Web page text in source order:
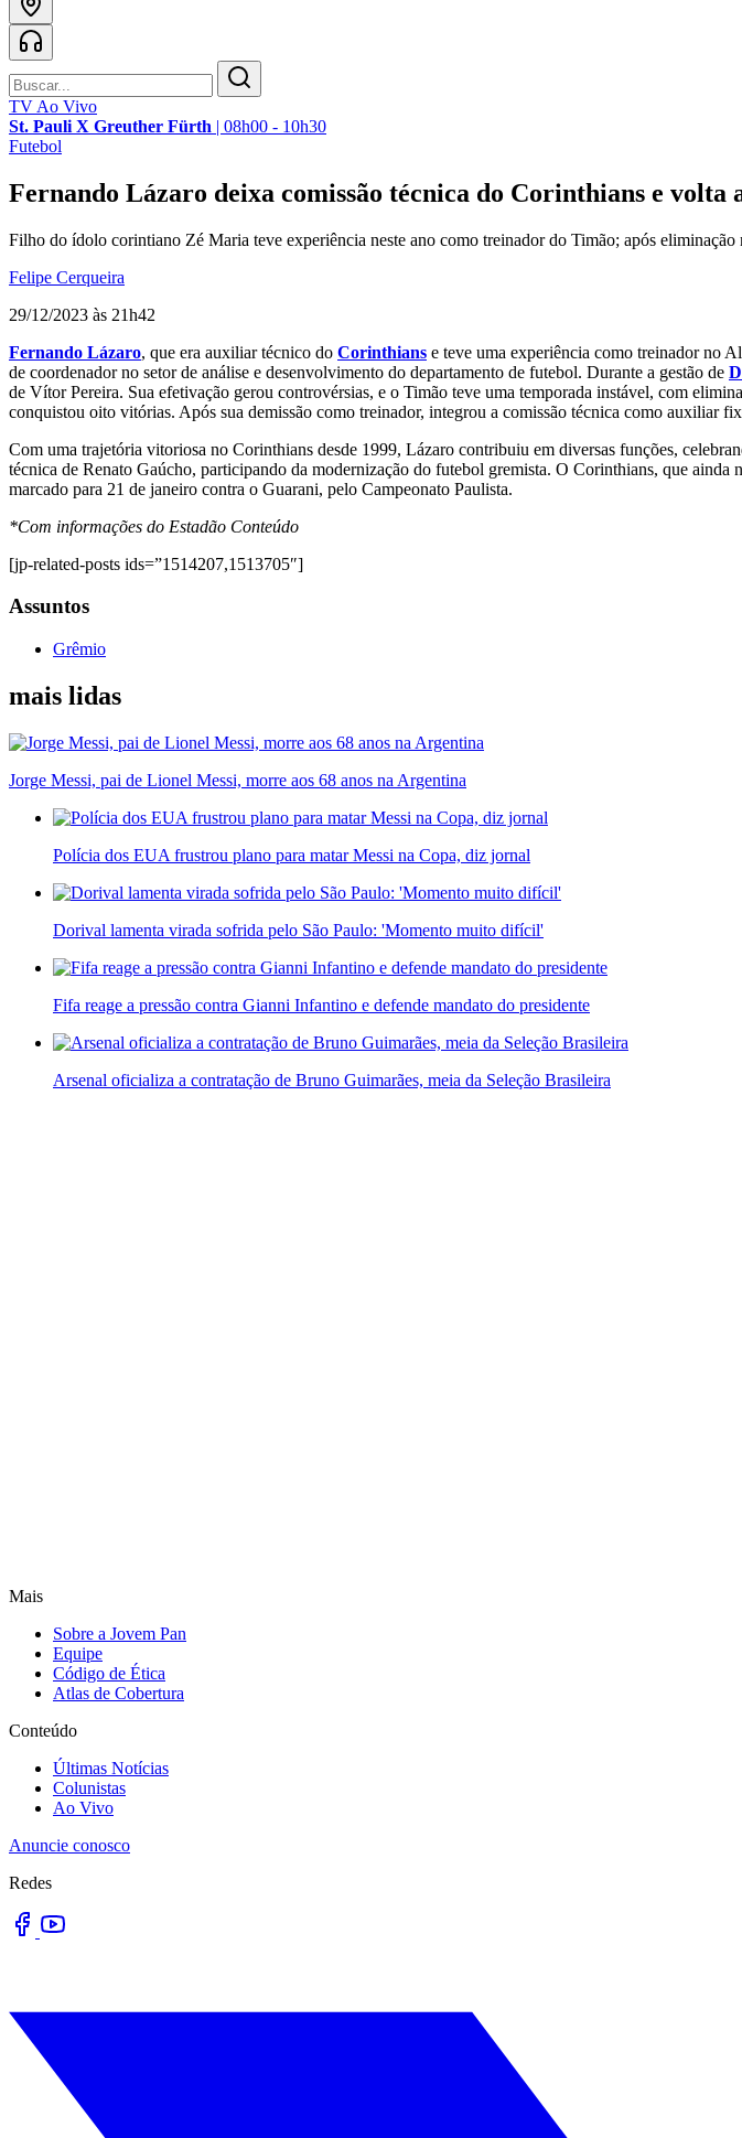
TV Ao Vivo
St. Pauli X Greuther Fürth | 08h00 - 10h30
Futebol
Fernando Lázaro deixa comissão técnica do Corinthians e volta
Filho do ídolo corintiano Zé Maria teve experiência neste ano como treinador do Timão; após
Felipe Cerqueira
29/12/2023 às 21h42
Fernando Lázaro, que era auxiliar técnico do Corinthians e teve uma experiência como treinador no
de coordenador no setor de análise e desenvolvimento do departamento de futebol. Durante a gestão de
de Vítor Pereira. Sua efetivação gerou controvérsias, e o Timão teve uma temporada instável, com
conquistou oito vitórias. Após sua demissão como treinador, integrou a comissão técnica como auxiliar
Com uma trajetória vitoriosa no Corinthians desde 1999, Lázaro contribuiu em diversas funções,
técnica de Renato Gaúcho, participando da modernização do futebol gremista. O Corinthians, que
marcado para 21 de janeiro contra o Guarani, pelo Campeonato Paulista.
*Com informações do Estadão Conteúdo
[jp-related-posts ids=”1514207,1513705″]
Assuntos
Grêmio
mais lidas
Jorge Messi, pai de Lionel Messi, morre aos 68 anos na Argentina
Polícia dos EUA frustrou plano para matar Messi na Copa, diz jornal
Dorival lamenta virada sofrida pelo São Paulo: 'Momento muito difícil'
Fifa reage a pressão contra Gianni Infantino e defende mandato do presidente
Arsenal oficializa a contratação de Bruno Guimarães, meia da Seleção Brasileira
Mais
Sobre a Jovem Pan
Equipe
Código de Ética
Atlas de Cobertura
Conteúdo
Últimas Notícias
Colunistas
Ao Vivo
Anuncie conosco
Redes